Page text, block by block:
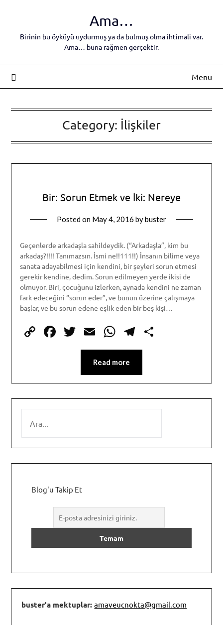
content
Ama…
Birinin bu öyküyü uydurmuş ya da bulmuş olma ihtimali var.
Ama… buna rağmen gerçektir.
Menu
Category: İlişkiler
Bir: Sorun Etmek ve İki: Nereye
Posted on May 4, 2016 bybuster
Geçenlerde arkadaşla sahildeydik. (“Arkadaşla”, kim bu
arkadaş?!!!! Tanımazsın. İsmi ne!!111!!) İnsanın bilime veya
sanata adayabilmesi için kendini, bir şeyleri sorun etmesi
gerekir kendine, dedim. Sorun edilmeyen yerde ikisi de
olmuyor. Biri, çocuğunu izlerken, aynada kendini ne zaman
fark edeceğini “sorun eder”, ve bunun üzerine çalışmaya
başlar, ve bu sorun edene eşlik eden bir beş kişi…
CopyFacebook
Twitter
EmailWhatsApp
Telegram
Read more
Blog'u Takip Et
buster'a mektuplar:amaveucnokta@gmail.com